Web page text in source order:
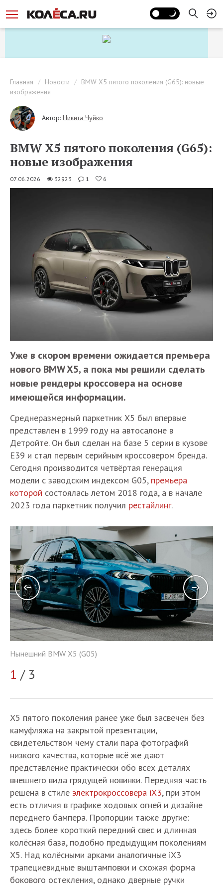
Главная Новости
BMW X5 пятого поколения (G65): новые
изображения
Автор: Никита Чуйко
BMW X5 пятого поколения (G65):
новые изображения
07.06.2026 32923 1 6
Уже в скором времени ожидается премьера
нового BMW X5, а пока мы решили сделать
новые рендеры кроссовера на основе
имеющейся информации.
Среднеразмерный паркетник X5 был впервые
представлен в 1999 году на автосалоне в
Детройте. Он был сделан на базе 5 серии в кузове
Е39 и стал первым серийным кроссовером бренда.
Сегодня производится четвёртая генерация
модели с заводским индексом G05, премьера
которой состоялась летом 2018 года, а в начале
2023 года паркетник получил рестайлинг.
Нынешний BMW X5 (G05)
1 / 3
Х5 пятого поколения ранее уже был засвечен без
камуфляжа на закрытой презентации,
свидетельством чему стали пара фотографий
низкого качества, которые всё же дают
представление практически обо всех деталях
внешнего вида грядущей новинки. Передняя часть
решена в стиле электрокроссовера iX3, при этом
есть отличия в графике ходовых огней и дизайне
переднего бампера. Пропорции также другие:
здесь более короткий передний свес и длинная
колёсная база, подобно предыдущим поколениям
Х5. Над колёсными арками аналогичные iX3
трапециевидные выштамповки и схожая форма
бокового остекления, однако дверные ручки